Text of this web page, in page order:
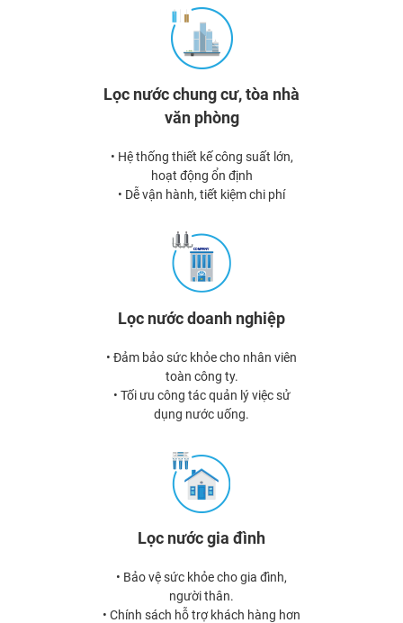
Lọc nước chung cư, tòa nhà
văn phòng
• Hệ thống thiết kế công suất lớn,
hoạt động ổn định
• Dễ vận hành, tiết kiệm chi phí
Lọc nước doanh nghiệp
• Đảm bảo sức khỏe cho nhân viên
toàn công ty.
• Tối ưu công tác quản lý việc sử
dụng nước uống.
Lọc nước gia đình
• Bảo vệ sức khỏe cho gia đình,
người thân.
• Chính sách hỗ trợ khách hàng hơn